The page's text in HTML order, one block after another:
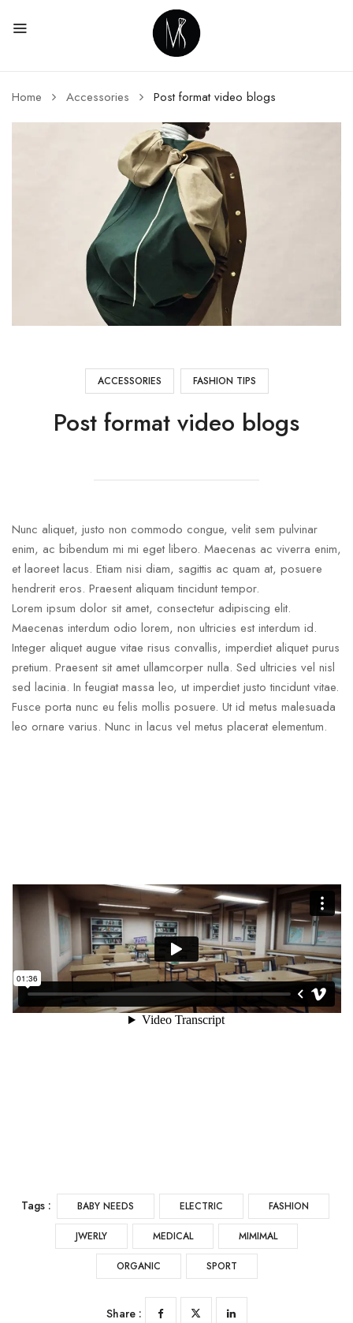
Home Accessories Post format video blogs
ACCESSORIES FASHION TIPS
Post format video blogs
Nunc aliquet, justo non commodo congue, velit sem pulvinar
enim, ac bibendum mi mi eget libero. Maecenas ac viverra enim,
et laoreet lacus. Etiam nisi diam, sagittis ac quam at, posuere
hendrerit eros. Praesent aliquam tincidunt tempor.
Lorem ipsum dolor sit amet, consectetur adipiscing elit.
Maecenas interdum odio lorem, non ultricies est interdum id.
Integer aliquet augue vitae risus convallis, imperdiet aliquet purus
pretium. Praesent sit amet ullamcorper nulla. Sed ultricies vel nisl
sed lacinia. In feugiat massa leo, ut imperdiet justo tincidunt vitae.
Fusce porta nunc eu felis mollis posuere. Ut id metus malesuada
leo ornare varius. Nunc in lacus vel metus placerat elementum.
Tags : BABY NEEDS ELECTRIC FASHION
JWERLY MEDICAL MIMIMAL
ORGANIC SPORT
Share :